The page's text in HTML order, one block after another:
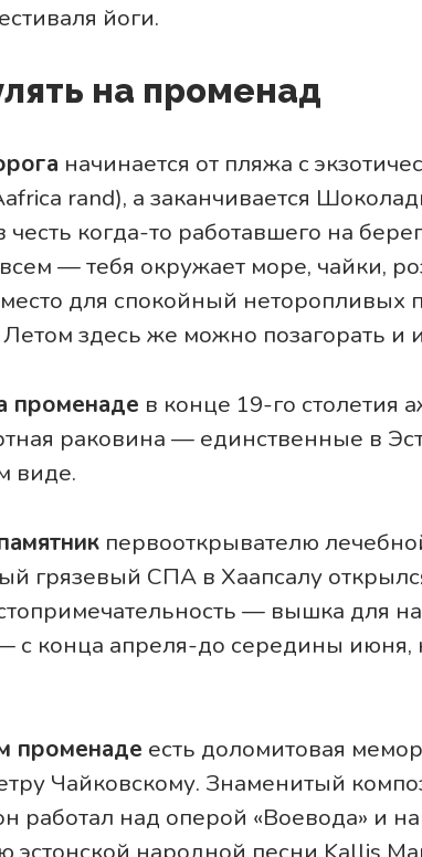
йоги.
на променад
начинается от пляжа с
rand), а заканчивается
честь когда-то работавшего на
— тебя окружает море, чайки,
для спокойный неторопливых
здесь же можно позагорать и
променаде в конце 19-го
раковина — единственные в
виде.
первооткрывателю
грязевый СПА в Хаапсалу
— вышка для
с конца апреля-до середины июня,
променаде есть доломитовая
Чайковскому. Знаменитый
работал над оперой «Воевода» и